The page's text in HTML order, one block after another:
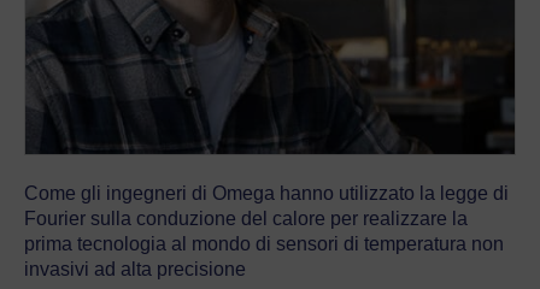
Come gli ingegneri di Omega hanno utilizzato la legge di
Fourier sulla conduzione del calore per realizzare la
prima tecnologia al mondo di sensori di temperatura non
invasivi ad alta precisione